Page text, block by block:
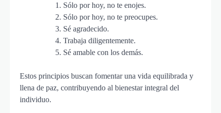
Sólo por hoy, no te enojes.
Sólo por hoy, no te preocupes.
Sé agradecido.
Trabaja diligentemente.
Sé amable con los demás.
Estos principios buscan fomentar una vida equilibrada y
llena de paz, contribuyendo al bienestar integral del
individuo.